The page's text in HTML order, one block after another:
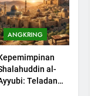
ANGKRING
al-
Teladan
Bersejarah
Jumat:
Orang
Tak Akan
Berjaya?